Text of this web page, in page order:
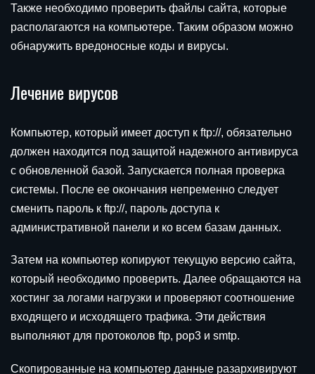
Также необходимо проверить файлы сайта, которые
располагаются на компьютере. Таким образом можно
обнаружить вредоносные коды и вирусы.
Лечение вирусов
Компьютер, который имеет доступ к ftp://, обязательно
должен находится под защитой надежного антивируса
с обновленной базой. Запускается полная проверка
системы. После ее окончания непременно следует
сменить пароль к ftp://, пароль доступа к
административной панели и ко всем базам данных.
Затем на компьютер копируют текущую версию сайта,
который необходимо проверить. Далее обращаются на
хостинг за логами нагрузки и проверяют соотношение
входящего и исходящего трафика. Эти действия
выполняют для протоколов ftp, pop3 и smtp.
Скопированные на компьютер данные разархивируют